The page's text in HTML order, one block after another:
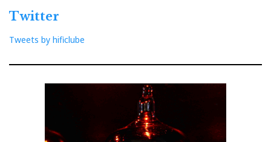
Twitter
Tweets by hificlube